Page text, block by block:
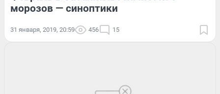
морозов — синоптики
31 января, 2019, 20:59 456 15